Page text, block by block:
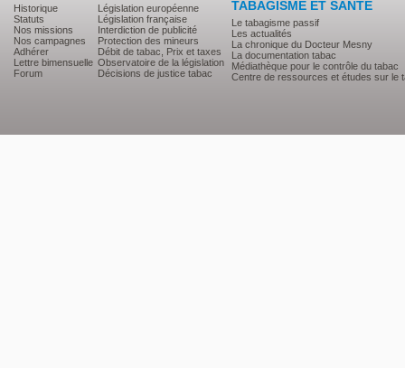
Historique
Statuts
Nos missions
Nos campagnes
Adhérer
Lettre bimensuelle
Forum
Législation européenne
Législation française
Interdiction de publicité
Protection des mineurs
Débit de tabac, Prix et taxes
Observatoire de la législation
Décisions de justice tabac
TABAGISME ET SANTE
Le tabagisme passif
Les actualités
La chronique du Docteur Mesny
La documentation tabac
Médiathèque pour le contrôle du tabac
Centre de ressources et études sur le